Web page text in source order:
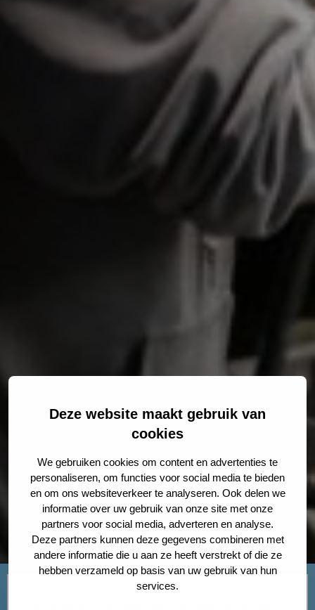
Deze website maakt gebruik van
cookies
We gebruiken cookies om content en advertenties te
personaliseren, om functies voor social media te bieden
en om ons websiteverkeer te analyseren. Ook delen we
informatie over uw gebruik van onze site met onze
partners voor social media, adverteren en analyse.
Deze partners kunnen deze gegevens combineren met
andere informatie die u aan ze heeft verstrekt of die ze
hebben verzameld op basis van uw gebruik van hun
services.